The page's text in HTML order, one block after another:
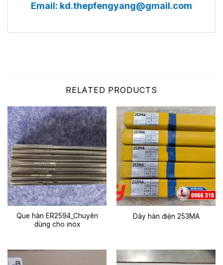
Email: kd.thepfengyang@gmail.com
RELATED PRODUCTS
Que hàn ER2594_Chuyên
dùng cho inox
Dây hàn điện 253MA